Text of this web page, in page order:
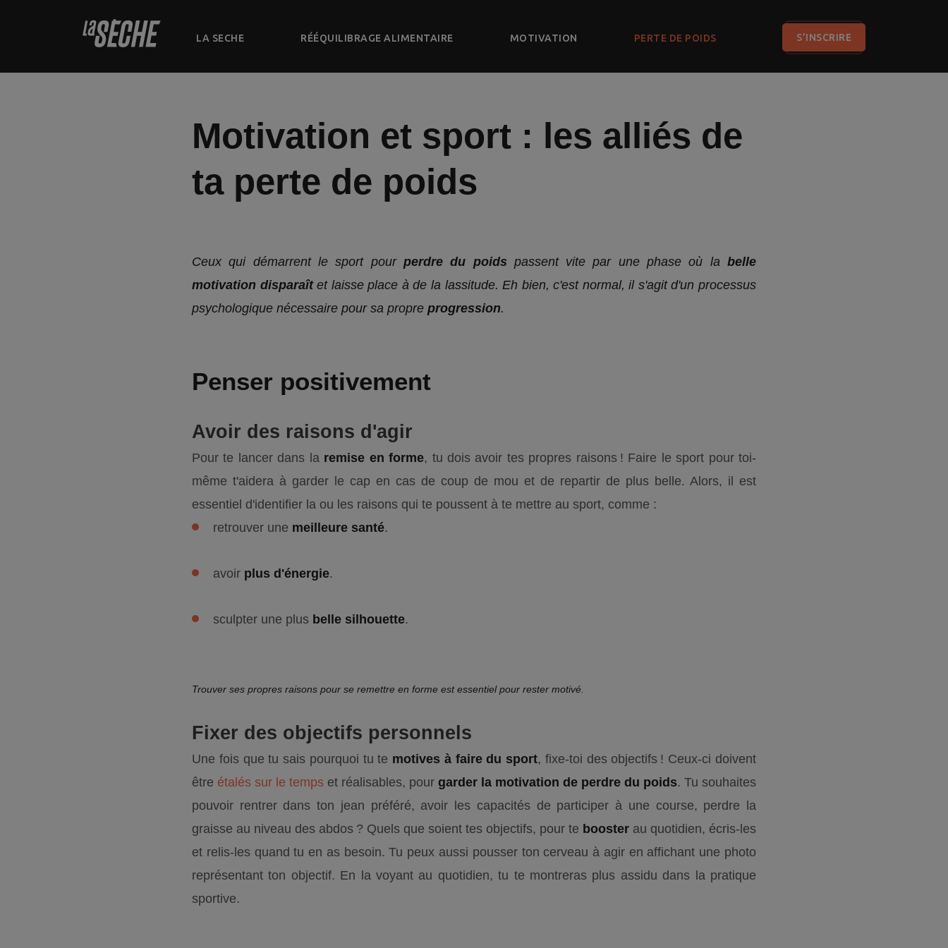
LA SECHE RÉÉQUILIBRAGE ALIMENTAIRE MOTIVATION PERTE DE POIDS S’INSCRIRE
Motivation et sport : les alliés de
ta perte de poids
Ceux qui démarrent le sport pour perdre du poids passent vite par une phase où labelle
motivation disparaîtet laisse place à de la lassitude. Eh bien, c'est normal, il s'agit d'un processus
psychologique nécessaire pour sa propre progression.
Penser positivement
Avoir des raisons d'agir
Pour te lancer dans la remise en forme, tu dois avoir tes propres raisons ! Faire le sport pour toi-
même t'aidera à garder le cap en cas de coup de mou et de repartir de plus belle. Alors, il est
essentiel d'identifier la ou les raisons qui te poussent à te mettre au sport, comme :
retrouver une meilleure santé.
avoir plus d'énergie.
sculpter une plus belle silhouette.
Trouver ses propres raisons pour se remettre en forme est essentiel pour rester motivé.
Fixer des objectifs personnels
Une fois que tu sais pourquoi tu te motives à faire du sport, fixe-toi des objectifs ! Ceux-ci doivent
être étalés sur le temps et réalisables, pour garder la motivation de perdre du poids. Tu souhaites
pouvoir rentrer dans ton jean préféré, avoir les capacités de participer à une course, perdre la
graisse au niveau des abdos ? Quels que soient tes objectifs, pour te booster au quotidien, écris-les
et relis-les quand tu en as besoin. Tu peux aussi pousser ton cerveau à agir en affichant une photo
représentant ton objectif. En la voyant au quotidien, tu te montreras plus assidu dans la pratique
sportive.